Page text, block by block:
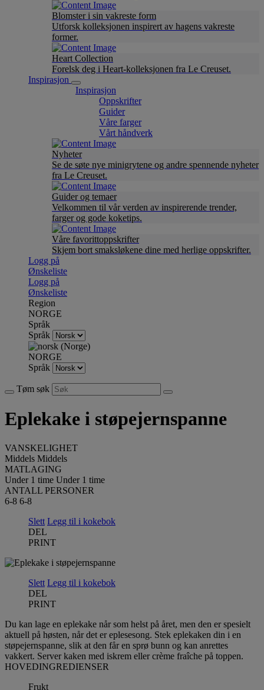
Blomster i sin vakreste form
Utforsk kolleksjonen inspirert av hagens vakreste
former.
Heart Collection
Forelsk deg i Heart-kolleksjonen fra Le Creuset.
Inspirasjon
Inspirasjon
Oppskrifter
Guider
Våre farger
Vårt håndverk
Nyheter
Se de søte nye minigrytene og andre spennende nyheter
fra Le Creuset.
Guider og temaer
Velkommen til vår verden av inspirerende trender,
farger og gode koketips.
Våre favorittoppskrifter
Skjem bort smaksløkene dine med herlige oppskrifter.
Logg på
Ønskeliste
Logg på
Ønskeliste
Region
NORGE
Språk
Språk
NORGE
Språk
Tøm søk
Eplekake i støpejernspanne
VANSKELIGHET
Middels Middels
MATLAGING
Under 1 time Under 1 time
ANTALL PERSONER
6-8 6-8
Slett Legg til i kokebok
DEL
PRINT
Slett Legg til i kokebok
DEL
PRINT
Du kan lage en eplekake når som helst på året, men den er spesielt
aktuell på høsten, når det er eplesesong. Stek eplekaken din i en
støpejernspanne, slik at den får en sprø bunn og kan anrettes
vakkert. Server kaken med iskrem eller crème fraîche på toppen.
HOVEDINGREDIENSER
Frukt